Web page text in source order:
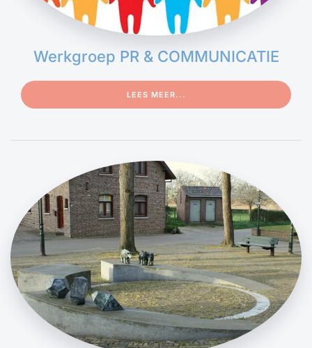
Werkgroep PR & COMMUNICATIE
LEES MEER...